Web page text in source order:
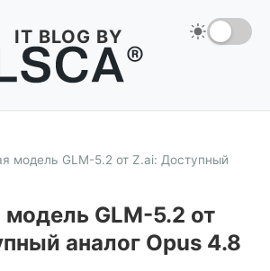
IT BLOG BY
модель GLM-5.2 от Z.ai: Доступный
модель GLM-5.2 от
аналог Opus 4.8